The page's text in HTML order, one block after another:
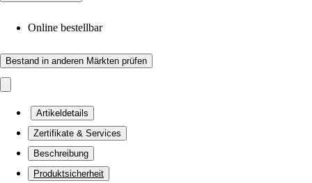
Online bestellbar
Bestand in anderen Märkten prüfen
Artikeldetails
Zertifikate & Services
Beschreibung
Produktsicherheit